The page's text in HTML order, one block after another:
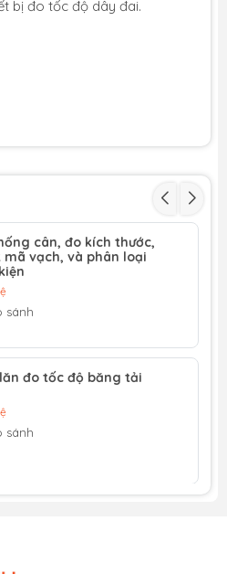
bị đo tốc độ dây đai.
cân, đo kích thước,
mã vạch, và phân loại
sánh
đo tốc độ băng tải
sánh